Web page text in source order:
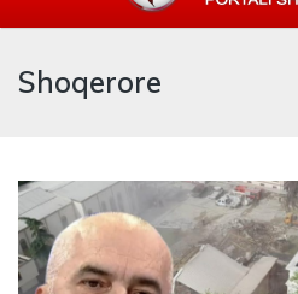
Blogu i ShqiperiaCom
Shoqerore